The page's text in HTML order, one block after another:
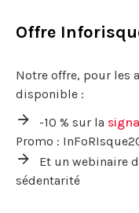
Offre
Notre offre, pour les
disponible :
-10 % sur la
Promo :
Et un webinaire
sédentarité